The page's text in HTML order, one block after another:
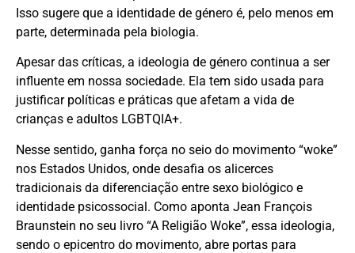
Isso sugere que a identidade de género é, pelo menos em
parte, determinada pela biologia.
Apesar das críticas, a ideologia de género continua a ser
influente em nossa sociedade. Ela tem sido usada para
justificar políticas e práticas que afetam a vida de
crianças e adultos LGBTQIA+.
Nesse sentido, ganha força no seio do movimento “woke”
nos Estados Unidos, onde desafia os alicerces
tradicionais da diferenciação entre sexo biológico e
identidade psicossocial. Como aponta Jean François
Braunstein no seu livro “A Religião Woke”, essa ideologia,
sendo o epicentro do movimento, abre portas para